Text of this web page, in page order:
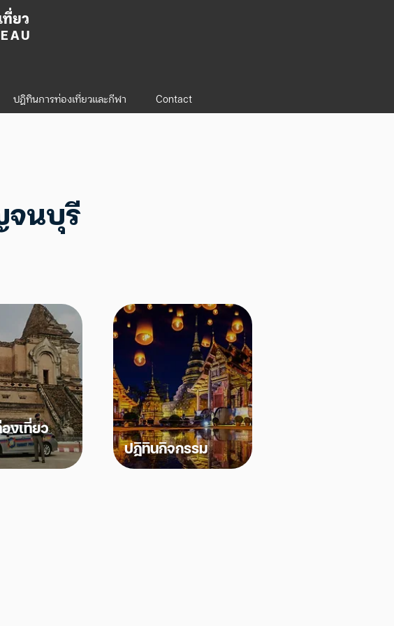
ที่ยว
ปฎิทินการท่องเที่ยวและกีฬา Contact
จนบุรี
งเที่ยว
ปฎิทินกิจกรรม